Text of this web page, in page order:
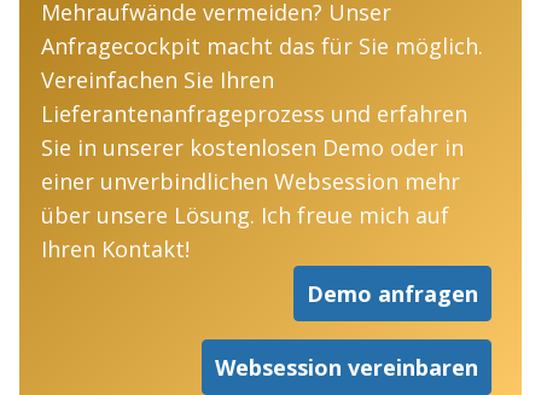
Mehraufwände vermeiden? Unser
Anfragecockpit macht das für Sie möglich.
Vereinfachen Sie Ihren
Lieferantenanfrageprozess und erfahren
Sie in unserer kostenlosen Demo oder in
einer unverbindlichen Websession mehr
über unsere Lösung. Ich freue mich auf
Ihren Kontakt!
Demo anfragen
Websession vereinbaren